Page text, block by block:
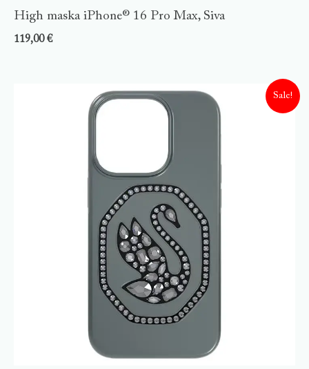
High maska iPhone® 16 Pro Max, Siva
119,00€
Sale!